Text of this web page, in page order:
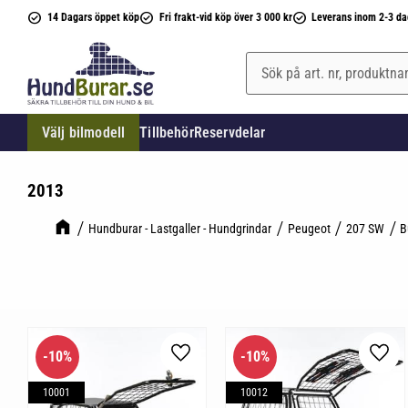
14 Dagars öppet köp Fri frakt-vid köp över 3 000 kr Leverans inom 2-3
Välj bilmodell TillbehörReservdelar
2013
Hundburar - Lastgaller - Hundgrindar Peugeot 207 SW
10%
10001
Lägg till i favoriter
10%
10012